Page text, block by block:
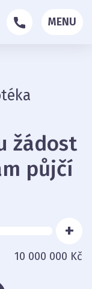
MENU
žádost
půjčí
+
10 000 000 Kč